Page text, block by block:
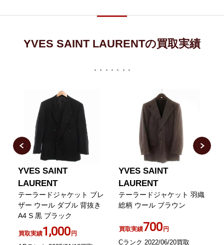
YVES SAINT LAURENTの買取実績
YVES SAINT
LAURENT
テーラードジャケット ブレ
ザー ウール ダブル 背抜き
A4 S 黒 ブラック
買取実績1,000円
YVES SAINT
LAURENT
テーラードジャケット 羽織
総柄 ウール ブラウン
買取実績700円
Cランク 2022/06/20買取